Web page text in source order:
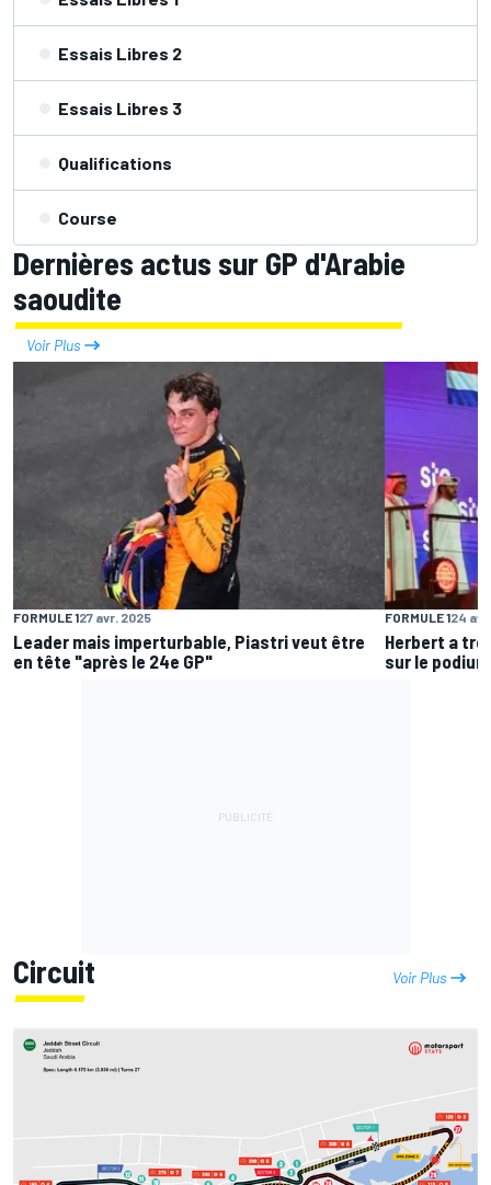
Essais Libres 2
Essais Libres 3
Qualifications
Course
Dernières actus sur GP d'Arabie
saoudite
Voir Plus
FORMULE 127 avr. 2025
Leader mais imperturbable, Piastri veut être
en tête "après le 24e GP"
FORMULE 124
Herbert a
sur le
Circuit Voir Plus